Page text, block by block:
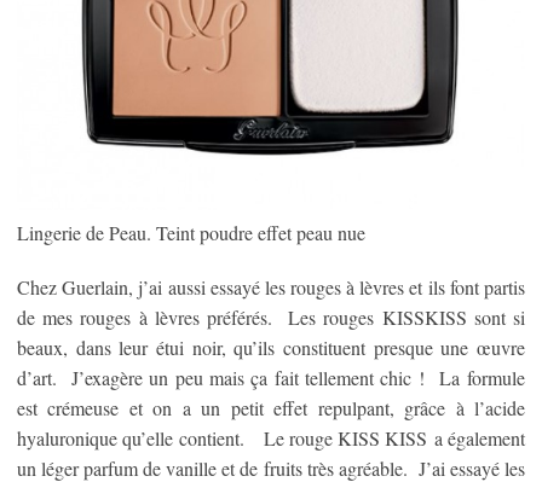
Lingerie de Peau. Teint poudre effet peau nue
Chez Guerlain, j’ai aussi essayé les rouges à lèvres et ils font partis
de mes rouges à lèvres préférés. Les rouges KISSKISS sont si
beaux, dans leur étui noir, qu’ils constituent presque une œuvre
d’art. J’exagère un peu mais ça fait tellement chic ! La formule
est crémeuse et on a un petit effet repulpant, grâce à l’acide
hyaluronique qu’elle contient. Le rouge KISS KISS a également
un léger parfum de vanille et de fruits très agréable. J’ai essayé les